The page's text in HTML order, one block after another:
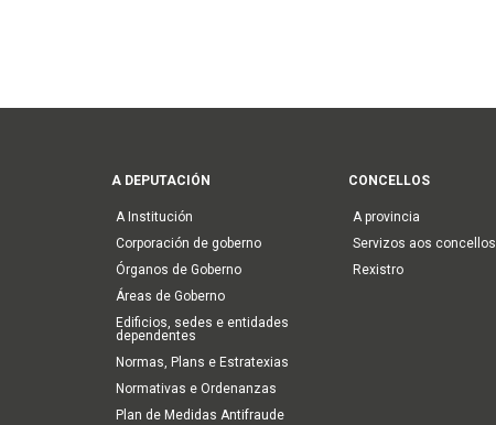
Main
navigation
A DEPUTACIÓN
A Institución
Corporación de goberno
Órganos de Goberno
Áreas de Goberno
Edificios, sedes e entidades
dependentes
Normas, Plans e Estratexias
Normativas e Ordenanzas
Plan de Medidas Antifraude
CONCELLOS
A provincia
Servizos aos concellos
Rexistro